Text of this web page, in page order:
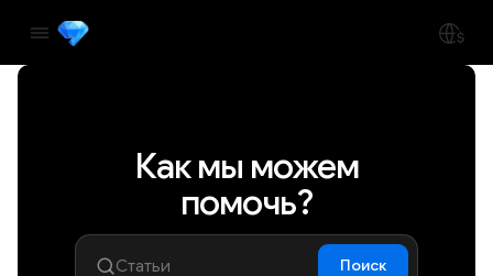
Как мы можем
помочь?
Поиск